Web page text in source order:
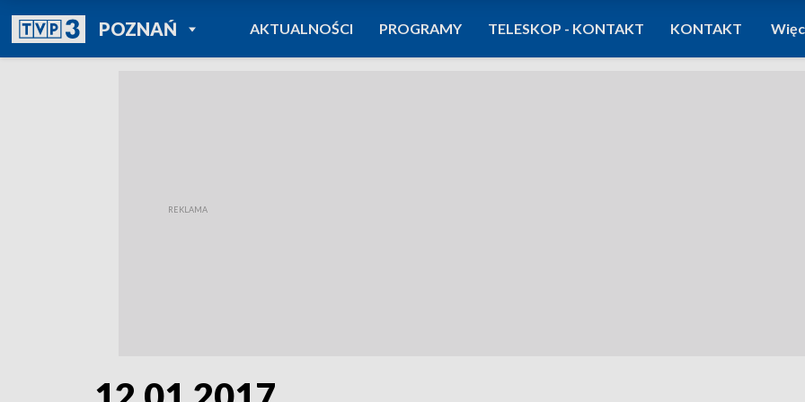
POZNAŃPOWRÓT DO
TVP REGIONY
AKTUALNOŚCI PROGRAMY TELESKOP - KONTAKT KONTAKT